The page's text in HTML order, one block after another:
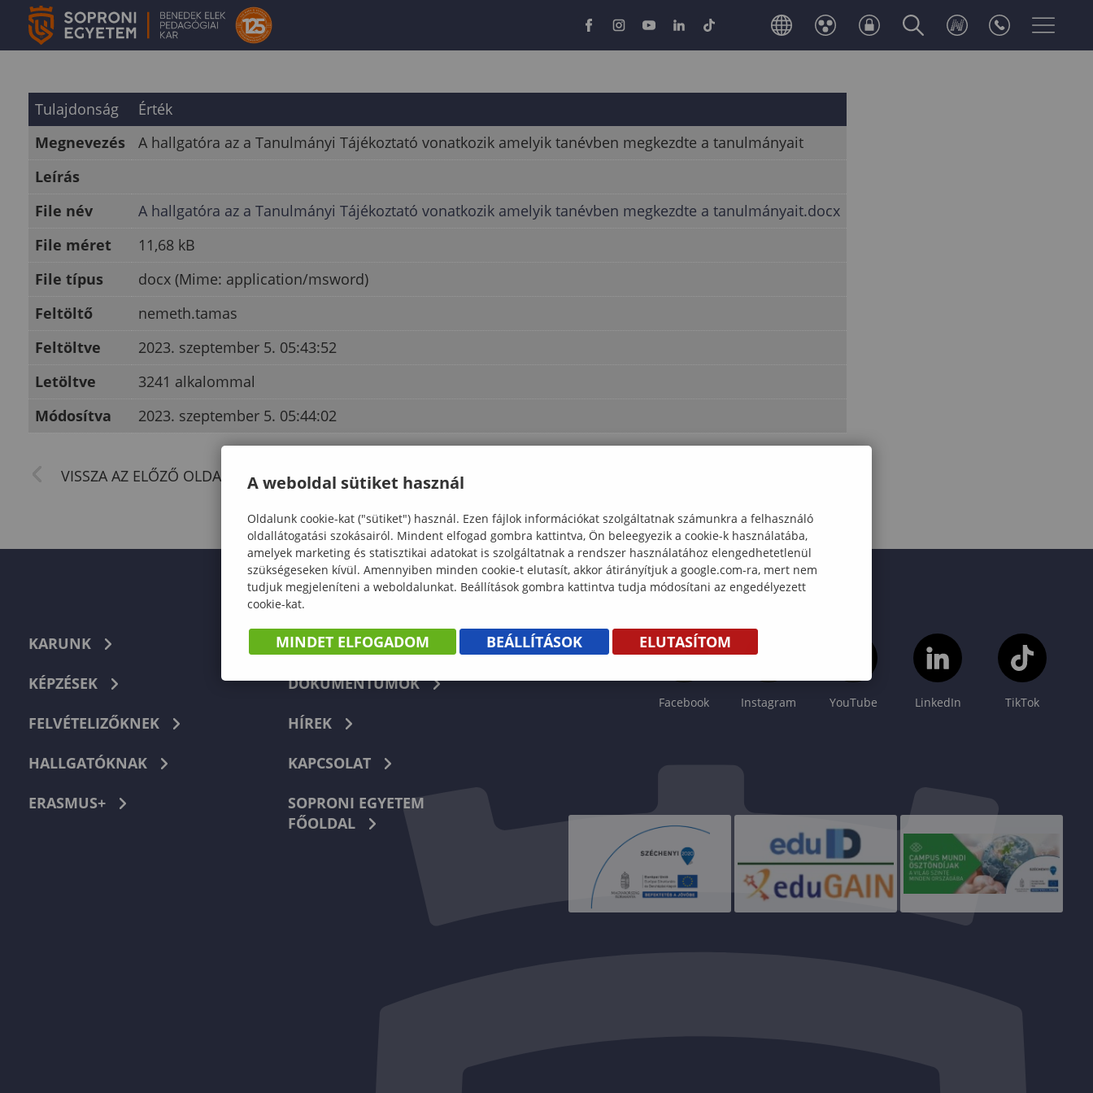
Tulajdonság
Érték
Megnevezés
A hallgatóra az a Tanulmányi Tájékoztató vonatkozik amelyik tanévben megkezdte a tanulmányait
Leírás
File név
A hallgatóra az a Tanulmányi Tájékoztató vonatkozik amelyik tanévben megkezdte a tanulmányait.docx
File méret
11,68 kB
File típus
docx (Mime: application/msword)
Feltöltő
nemeth.tamas
Feltöltve
2023. szeptember 5. 05:43:52
Letöltve
3241 alkalommal
Módosítva
2023. szeptember 5. 05:44:02
KARUNK
KÉPZÉSEK
FELVÉTELIZŐKNEK
HALLGATÓKNAK
ERASMUS+
TELEFONKÖNYV
DOKUMENTUMOK
HÍREK
KAPCSOLAT
SOPRONI EGYETEM
FŐOLDAL
Facebook Instagram YouTube LinkedIn TikTok
A weboldal sütiket használ
Oldalunk cookie-kat ("sütiket") használ. Ezen fájlok információkat szolgáltatnak számunkra a felhasználó
oldallátogatási szokásairól. Mindent elfogad gombra kattintva, Ön beleegyezik a cookie-k használatába,
amelyek marketing és statisztikai adatokat is szolgáltatnak a rendszer használatához elengedhetetlenül
szükségeseken kívül. Amennyiben minden cookie-t elutasít, akkor átirányítjuk a google.com-ra, mert nem
tudjuk megjeleníteni a weboldalunkat. Beállítások gombra kattintva tudja módosítani az engedélyezett
cookie-kat.
MINDET ELFOGADOM BEÁLLÍTÁSOK ELUTASÍTOM